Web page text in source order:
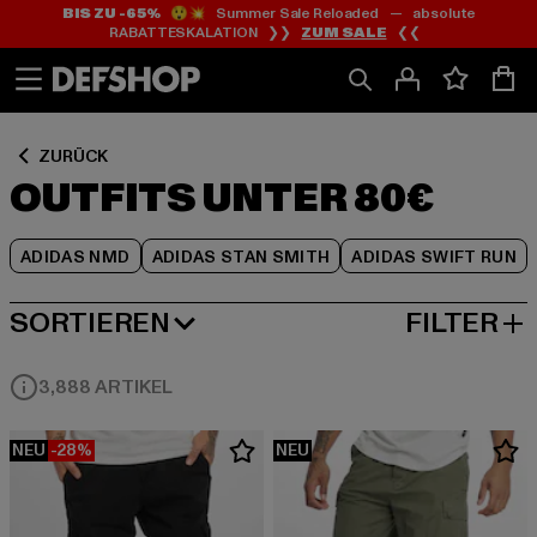
Zum
Inhalt
springen
Zum
Fußzeile
springen
BIS ZU -65%😲💥 Summer Sale Reloaded — absolute
RABATTESKALATION ❯❯ ZUM SALE ❮❮
ZURÜCK
OUTFITS UNTER 80€
ADIDAS NMD ADIDAS STAN SMITH ADIDAS SWIFT RUN
Zum
Produktraster
springen
SORTIEREN
BELIEBTESTE FILTER
3,888 ARTIKEL
NEU -28% NEU